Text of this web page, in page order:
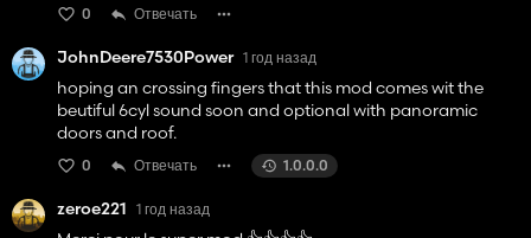
0 Отвечать
JohnDeere7530Power 1 год назад
hoping an crossing fingers that this mod comes wit the
beutiful 6cyl sound soon and optional with panoramic
doors and roof.
0 Отвечать 1.0.0.0
zeroe221 1 год назад